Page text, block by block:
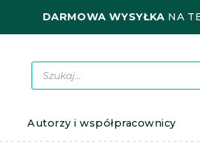
DARMOWA WYSYŁKA NA
Wyszukiwarka
produktów
Autorzy i współpracownicy